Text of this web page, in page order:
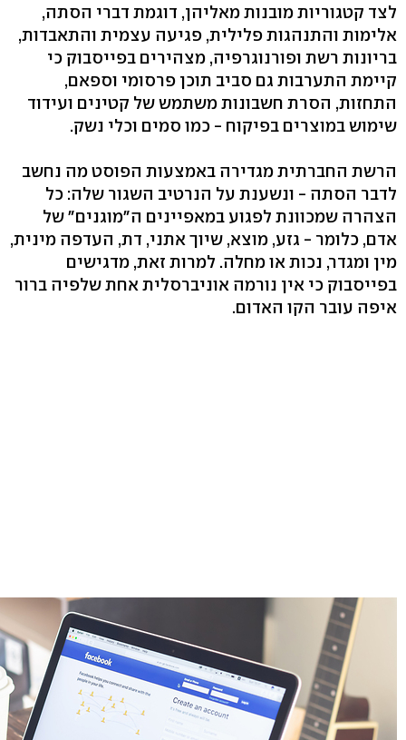
לצד קטגוריות מובנות מאליהן, דוגמת דברי הסתה,
אלימות והתנהגות פלילית, פגיעה עצמית והתאבדות,
בריונות רשת ופורנוגרפיה, מצהירים בפייסבוק כי
קיימת התערבות גם סביב תוכן פרסומי וספאם,
התחזות, הסרת חשבונות משתמש של קטינים ועידוד
שימוש במוצרים בפיקוח - כמו סמים וכלי נשק.
הרשת החברתית מגדירה באמצעות הפוסט מה נחשב
לדבר הסתה - ונשענת על הנרטיב השגור שלה: כל
הצהרה שמכוונת לפגוע במאפיינים ה"מוגנים" של
אדם, כלומר - גזע, מוצא, שיוך אתני, דת, העדפה מינית,
מין ומגדר, נכות או מחלה. למרות זאת, מדגישים
בפייסבוק כי אין נורמה אוניברסלית אחת שלפיה ברור
איפה עובר הקו האדום.